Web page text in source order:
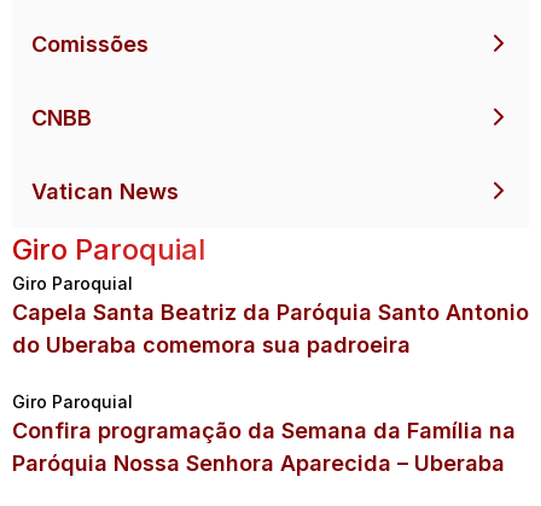
Comissões
CNBB
Vatican News
Giro Paroquial
Giro Paroquial
Capela Santa Beatriz da Paróquia Santo Antonio
do Uberaba comemora sua padroeira
Giro Paroquial
Confira programação da Semana da Família na
Paróquia Nossa Senhora Aparecida – Uberaba